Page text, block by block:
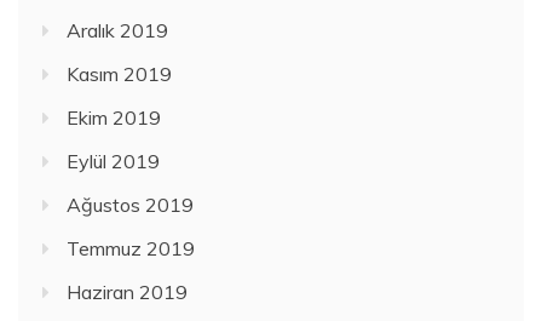
Aralık 2019
Kasım 2019
Ekim 2019
Eylül 2019
Ağustos 2019
Temmuz 2019
Haziran 2019